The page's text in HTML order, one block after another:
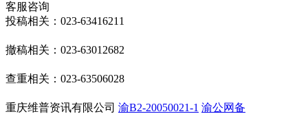
客服咨询
投稿相关：023-63416211
撤稿相关：023-63012682
查重相关：023-63506028
重庆维普资讯有限公司 渝B2-20050021-1 渝公网备